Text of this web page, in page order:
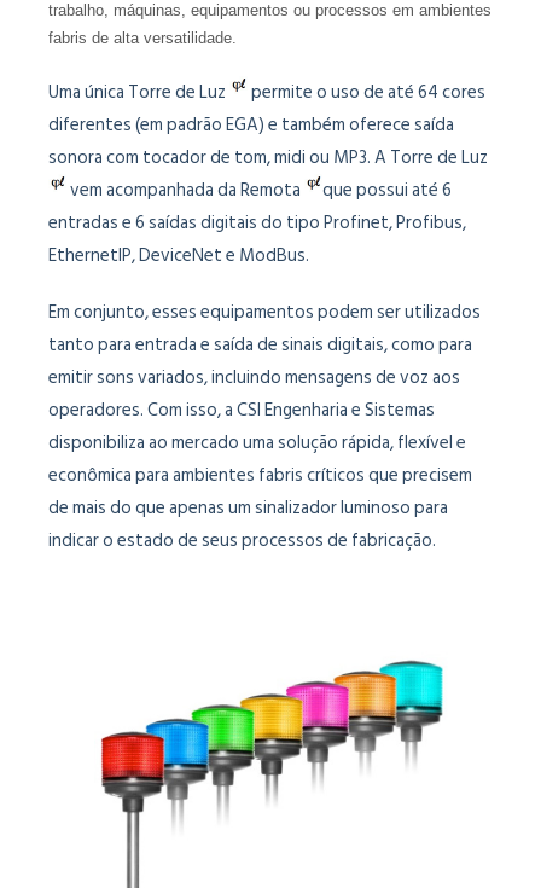
trabalho, máquinas, equipamentos ou processos em ambientes
fabris de alta versatilidade.
Uma única Torre de Luz
permite o uso de até 64 cores
diferentes (em padrão EGA) e também oferece saída
sonora com tocador de tom, midi ou MP3. A Torre de Luz
vem acompanhada da Remota
que possui até 6
entradas e 6 saídas digitais do tipo Profinet, Profibus,
EthernetIP, DeviceNet e ModBus.
Em conjunto, esses equipamentos podem ser utilizados
tanto para entrada e saída de sinais digitais, como para
emitir sons variados, incluindo mensagens de voz aos
operadores. Com isso, a CSI Engenharia e Sistemas
disponibiliza ao mercado uma solução rápida, flexível e
econômica para ambientes fabris críticos que precisem
de mais do que apenas um sinalizador luminoso para
indicar o estado de seus processos de fabricação.